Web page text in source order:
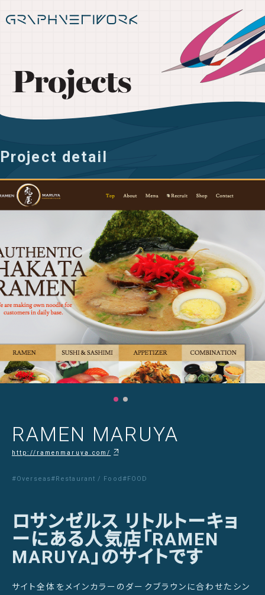
Projects
Project detail
RAMEN MARUYA
http://ramenmaruya.com/
#Overseas#Restaurant / Food #FOOD
ロサンゼルス リトルトーキョ
ーにある人気店「RAMEN
MARUYA」のサイトです
サイト全体をメインカラーのダークブラウンに合わせたシン